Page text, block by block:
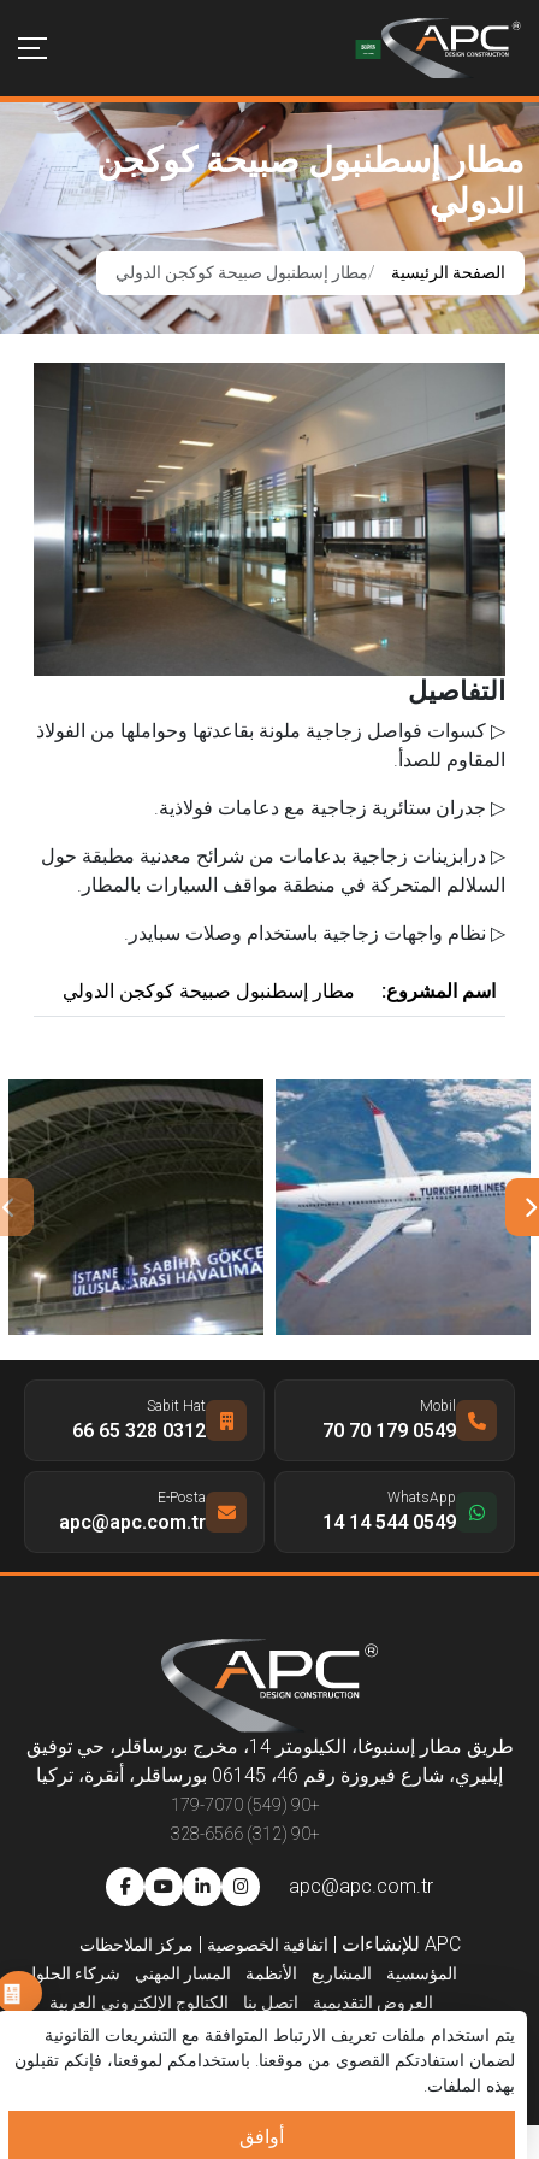
مطار إسطنبول صبيحة كوكجن
الدولي
الصفحة الرئيسية مطار إسطنبول صبيحة كوكجن الدولي
التفاصيل
▷ كسوات فواصل زجاجية ملونة بقاعدتها وحواملها من الفولاذ
المقاوم للصدأ.
▷ جدران ستائرية زجاجية مع دعامات فولاذية.
▷ درابزينات زجاجية بدعامات من شرائح معدنية مطبقة حول
السلالم المتحركة في منطقة مواقف السيارات بالمطار.
▷ نظام واجهات زجاجية باستخدام وصلات سبايدر.
اسم المشروع: مطار إسطنبول صبيحة كوكجن الدولي
يتم استخدام ملفات تعريف الارتباط المتوافقة مع التشريعات القانونية
لضمان استفادتكم القصوى من موقعنا. باستخدامكم لموقعنا، فإنكم تقبلون
بهذه الملفات.
أوافق
Mobil
0549 179 70 70
Sabit Hat
0312 328 65 66
WhatsApp
0549 544 14 14
E-Posta
apc@apc.com.tr
طريق مطار إسنبوغا، الكيلومتر 14، مخرج بورساقلر، حي توفيق
إيليري، شارع فيروزة رقم 46، 06145 بورساقلر، أنقرة، تركيا
apc@apc.com.tr
APC للإنشاءات | اتفاقية الخصوصية | مركز الملاحظات
المؤسسية
المشاريع الأنظمة المسار المهني
شركاء الحلول
العروض التقديمية
اتصل بنا الكتالوج الإلكتروني العربية